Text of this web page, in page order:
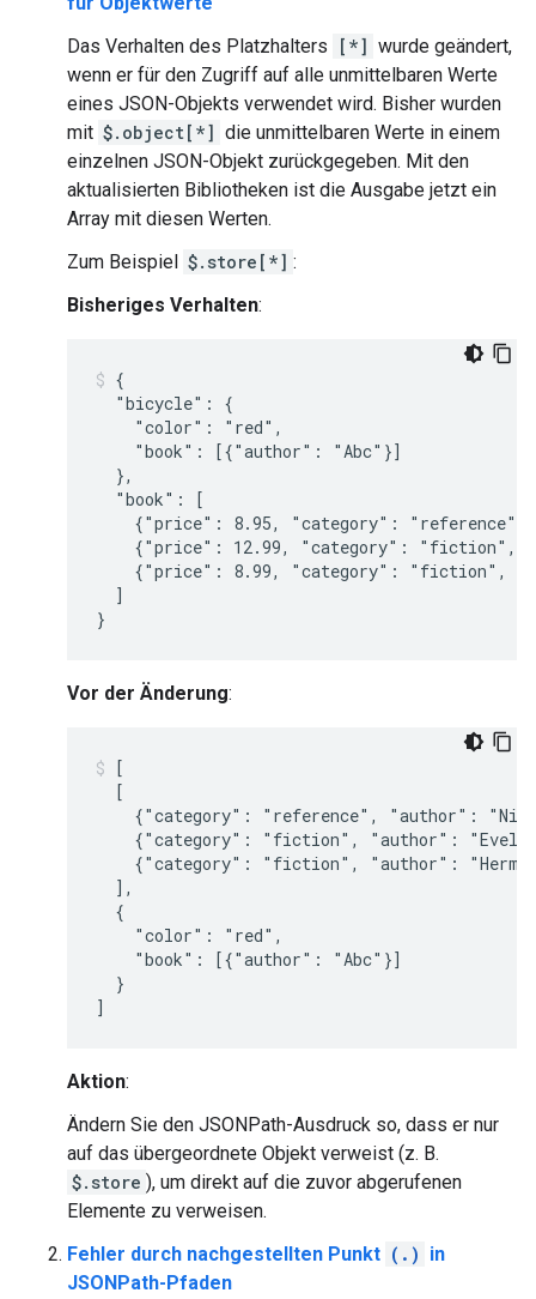
Das Verhalten des Platzhalters
[*] wurde geändert,
wenn er für den Zugriff auf alle unmittelbaren Werte
eines JSON-Objekts verwendet wird. Bisher wurden
mit $.object[*] die unmittelbaren Werte in einem
einzelnen JSON-Objekt zurückgegeben. Mit den
aktualisierten Bibliotheken ist die Ausgabe jetzt ein
Array mit diesen Werten.
Zum Beispiel $.store[*] :
Bisheriges Verhalten:
{
  "bicycle": {
    "color": "red",
    "book": [{"author": "Abc"}]
  },
  "book": [
{"price": 8.95, "category":
{"price": 12.99, "category": "fiction",
{"price": 8.99, "category": "fiction",
  ]
Vor der Änderung:
[
  [
{"category": "reference", "author":
{"category": "fiction", "author":
{"category": "fiction", "author":
  ],
  {
    "color": "red",
    "book": [{"author": "Abc"}]
  }
Aktion:
Ändern Sie den JSONPath-Ausdruck so, dass er nur
auf das übergeordnete Objekt verweist (z. B.
$.store ), um direkt auf die zuvor abgerufenen
Elemente zu verweisen.
Fehler durch nachgestellten Punkt (.) in
JSONPath-Pfaden